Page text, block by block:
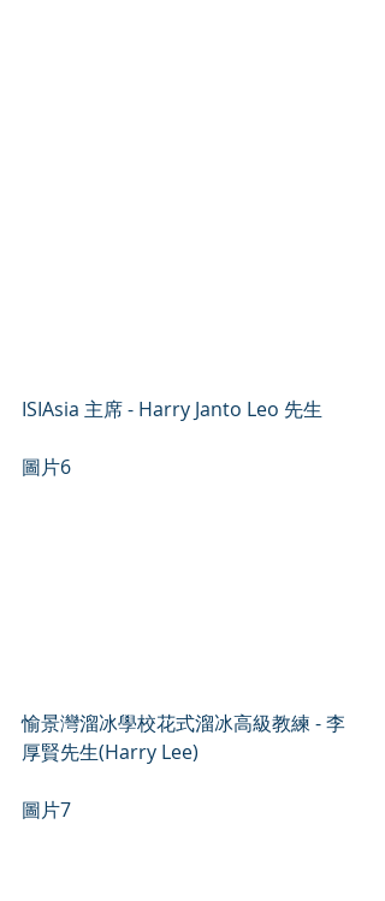
ISIAsia 主席 - Harry Janto Leo 先生
圖片6
愉景灣溜冰學校花式溜冰高級教練 - 李
厚賢先生(Harry Lee)
圖片7